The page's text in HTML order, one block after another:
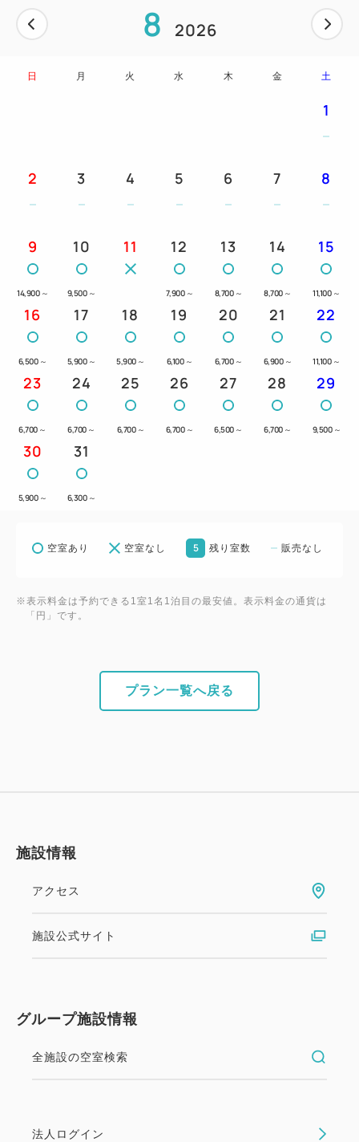
8 2026
日 月 火 水 木 金 土
1
2 3 4 5 6 7 8
9
14,900 ～
10
9,500 ～
11 12
7,900 ～
13
8,700 ～
14
8,700 ～
15
11,100 ～
16
6,500 ～
17
5,900 ～
18
5,900 ～
19
6,100 ～
20
6,700 ～
21
6,900 ～
22
11,100 ～
23
6,700 ～
24
6,700 ～
25
6,700 ～
26
6,700 ～
27
6,500 ～
28
6,700 ～
29
9,500 ～
30
5,900 ～
31
6,300 ～
空室あり 空室なし 5 残り室数 販売なし
※表示料金は予約できる1室1名1泊目の最安値。表示料金の通貨は
「円」です。
プラン一覧へ戻る
施設情報
アクセス
施設公式サイト
グループ施設情報
全施設の空室検索
法人ログイン